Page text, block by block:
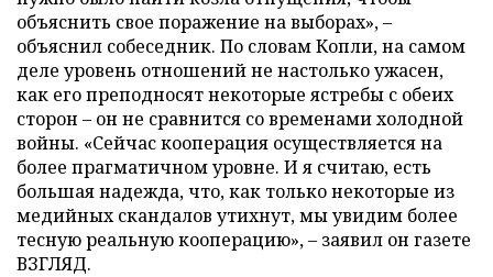
объяснить свое поражение на выборах», –
объяснил собеседник. По словам Копли, на самом
деле уровень отношений не настолько ужасен,
как его преподносят некоторые ястребы с обеих
сторон – он не сравнится со временами холодной
войны. «Сейчас кооперация осуществляется на
более прагматичном уровне. И я считаю, есть
большая надежда, что, как только некоторые из
медийных скандалов утихнут, мы увидим более
тесную реальную кооперацию», – заявил он газете
ВЗГЛЯД.